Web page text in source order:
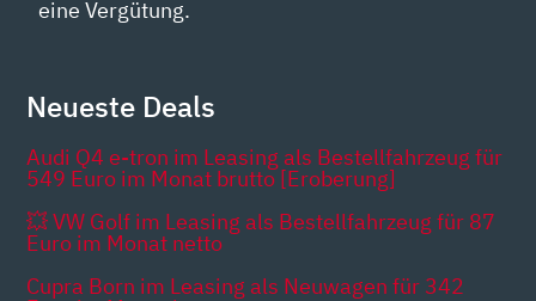
eine Vergütung.
Neueste Deals
Audi Q4 e-tron im Leasing als Bestellfahrzeug für
549 Euro im Monat brutto [Eroberung]
💥 VW Golf im Leasing als Bestellfahrzeug für 87
Euro im Monat netto
Cupra Born im Leasing als Neuwagen für 342